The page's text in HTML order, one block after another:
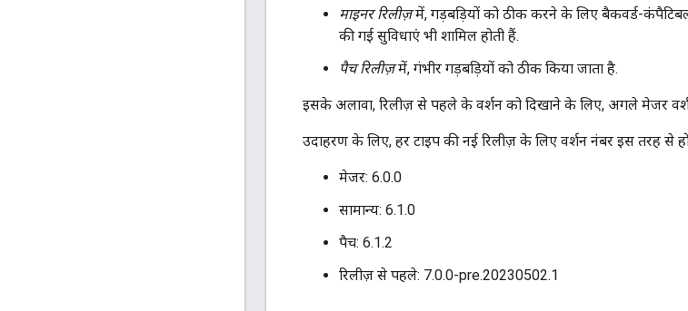
माइनर रिलीज़में, गड़बड़ियों को ठीक करने के लिए बैकवर्ड-कंपैटिबल
की गई सुविधाएं भी शामिल होती हैं.
पैच रिलीज़में, गंभीर गड़बड़ियों को ठीक किया जाता है.
इसके अलावा, रिलीज़ से पहले के वर्शन को दिखाने के लिए, अगले मेजर
उदाहरण के लिए, हर टाइप की नई रिलीज़ के लिए वर्शन नंबर इस तरह से
मेजर: 6.0.0
सामान्य: 6.1.0
पैच: 6.1.2
रिलीज़ से पहले: 7.0.0-pre.20230502.1